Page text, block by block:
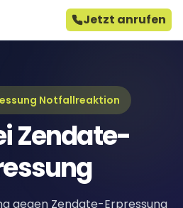
Jetzt anrufen
Notfallreaktion
Zendate-
gegen Zendate-Erpressung